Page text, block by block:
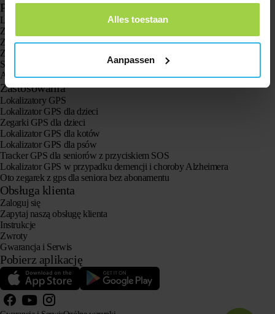
Alles toestaan
Aanpassen
Produkty
Lokalizator GPS Spotter X10
Zegarek GPS Spotter Senior
Zegarek GPS Spotter Explorer
Zegarek GPS dla dzieci Spotter
Spotter CatX
Animal Spotter
Zastosowania
Lokalizatory GPS
Lokalizator GPS dla dzieci
Zegarki GPS dla dzieci
Lokalizator GPS dla kotów
Lokalizator GPS dla psów
Tracker GPS dla seniorów z przyciskiem SOS
Lokalizator GPS w przypadku demencji i choroby Alzheimera
Oto zegarek z gps dla seniora bez abonamentu
Obsługa klienta
Zaloguj się
Zapytaj naszą obsługę klienta
Instrukcje
Zwroty
Gwarancja i Serwis
Pobierz aplikację